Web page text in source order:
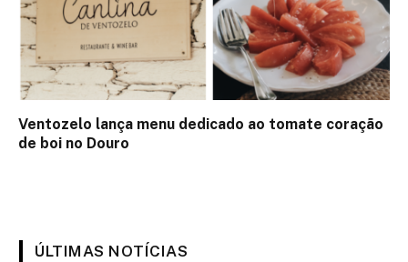
Ventozelo lança menu dedicado ao tomate coração
de boi no Douro
ÚLTIMAS NOTÍCIAS